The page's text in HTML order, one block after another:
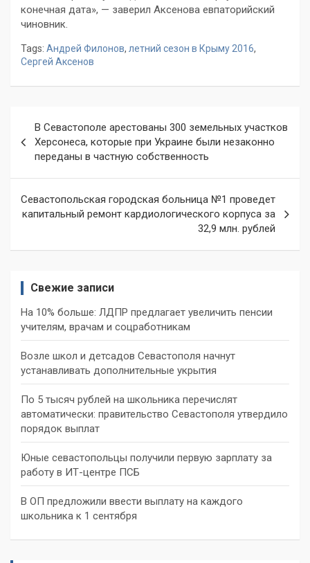
конечная дата», — заверил Аксенова евпаторийский
чиновник.
Tags: Андрей Филонов, летний сезон в Крыму 2016,
Сергей Аксенов
по
записям
В Севастополе арестованы 300 земельных участков
Херсонеса, которые при Украине были незаконно
переданы в частную собственность
Севастопольская городская больница №1 проведет
капитальный ремонт кардиологического корпуса за
32,9 млн. рублей
Свежие записи
На 10% больше: ЛДПР предлагает увеличить пенсии
учителям, врачам и соцработникам
Возле школ и детсадов Севастополя начнут
устанавливать дополнительные укрытия
По 5 тысяч рублей на школьника перечислят
автоматически: правительство Севастополя утвердило
порядок выплат
Юные севастопольцы получили первую зарплату за
работу в ИТ-центре ПСБ
В ОП предложили ввести выплату на каждого
школьника к 1 сентября